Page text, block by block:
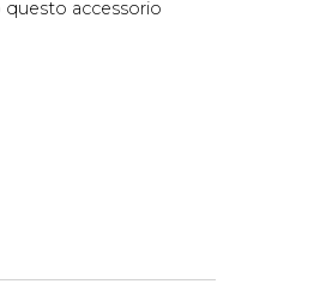
questo accessorio